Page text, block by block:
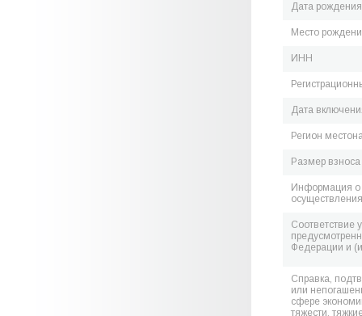
Дата рождения
Место
ИНН
Дата
Регион
Размер
Информация о
Соответствие
Федерации и
Справка,
или
сфере
тяжести,